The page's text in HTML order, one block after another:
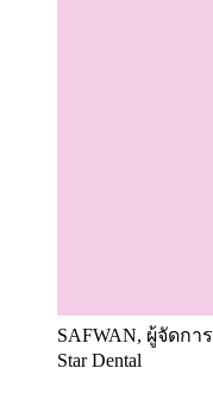
SAFWAN, ผู้จัดการ
Star Dental